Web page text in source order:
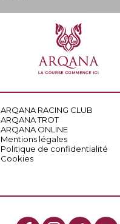
ARQANA RACING CLUB
ARQANA TROT
ARQANA ONLINE
Mentions légales
Politique de confidentialité
Cookies